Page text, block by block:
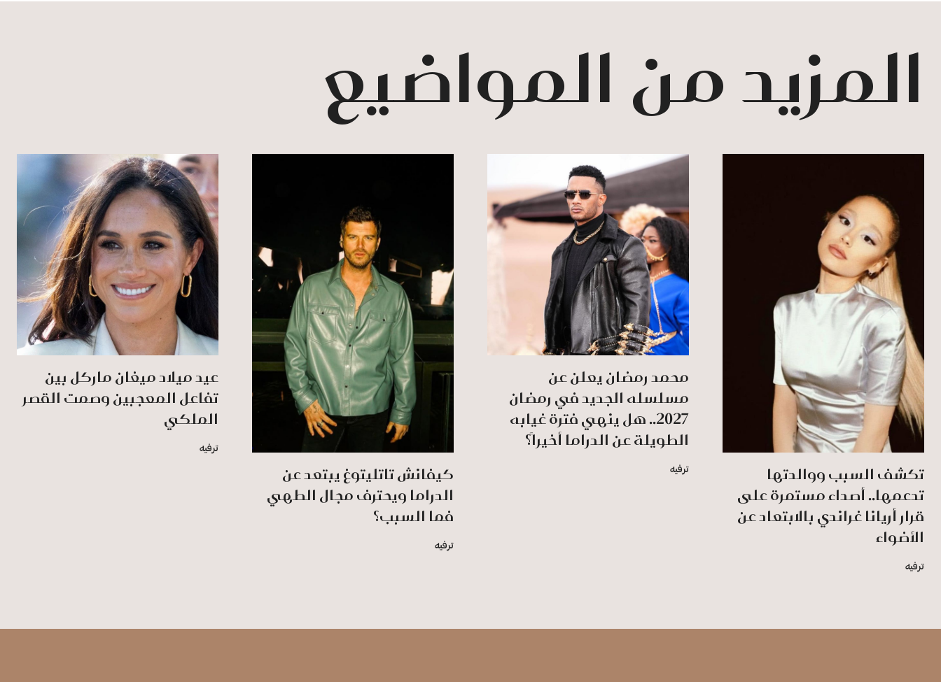
المزيد من المواضيع
تكشف السبب ووالدتها
تدعمها.. أصداء مستمرة على
قرار أريانا غراندي بالابتعاد عن
الأضواء
ترفيه
محمد رمضان يعلن عن
مسلسله الجديد في رمضان
2027.. هل ينهي فترة غيابه
الطويلة عن الدراما أخيراً؟
ترفيه
كيفانش تاتليتوغ يبتعد عن
الدراما ويحترف مجال الطهي
فما السبب؟
ترفيه
عيد ميلاد ميغان ماركل بين
تفاعل المعجبين وصمت القصر
الملكي
ترفيه